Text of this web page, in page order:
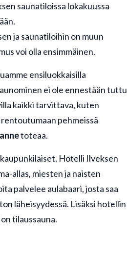
saunatiloissa lokakuussa
ja saunatiloihin on muun
voi olla ensimmäinen.
ensiluokkaisilla
ei ole ennestään tuttu
kaikki tarvittava, kuten
pehmeissä
toteaa.
Hotelli Ilveksen
allas, miesten ja naisten
palvelee aulabaari, josta saa
läheisyydessä. Lisäksi hotellin
tilaussauna.